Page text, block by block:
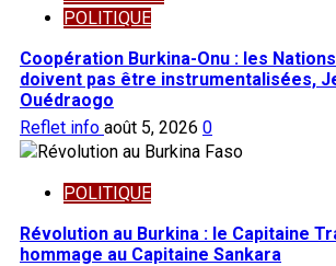
POLITIQUE
Coopération Burkina-Onu : les
doivent pas être instrumentalisées,
Ouédraogo
Reflet info août 5, 2026 0
POLITIQUE
Révolution au Burkina : le Capitaine
hommage au Capitaine Sankara